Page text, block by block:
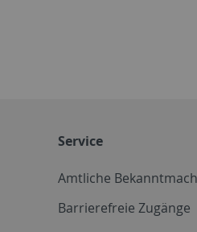
Service
Amtliche
Barrierefreie Zugänge